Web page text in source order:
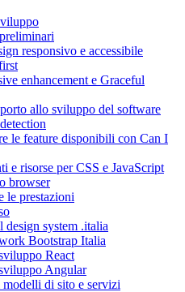
responsivo e accessibile
enhancement e Graceful
allo sviluppo del software
le feature disponibili con Can I
e risorse per CSS e JavaScript
browser
le prestazioni
system .italia
Bootstrap Italia
React
Angular
di sito e servizi